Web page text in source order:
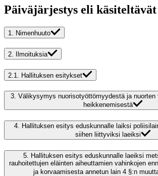
Päiväjärjestys eli
1. Nimenhuuto
2. Ilmoituksia
2.1. Hallituksen esitykset
3. Välikysymys nuorisotyöttömyydestä ja nuorten
heikkenemisestä
4. Hallituksen esitys eduskunnalle laiksi
siihen liittyviksi laeiksi
5.
Hallituksen esitys eduskunnalle laeiksi
rauhoitettujen eläinten aiheuttamien vahinkojen
ja korvaamisesta annetun lain 4 §:n